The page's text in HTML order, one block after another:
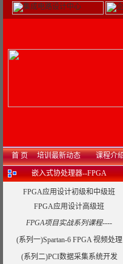
首 页 培训最新动态 课程介
嵌入式协处理器--FPGA
FPGA应用设计初级和中级班
FPGA应用设计高级班
FPGA项目实战系列课程----
(系列一)Spartan-6 FPGA 视频处理
(系列二)PCI数据采集系统开发